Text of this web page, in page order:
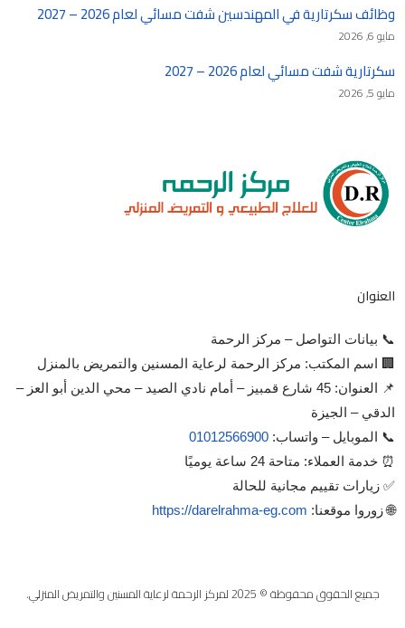
وظائف سكرتارية في المهندسين شفت مسائي لعام 2026 – 2027
مايو 6, 2026
سكرتارية شفت مسائي لعام 2026 – 2027
مايو 5, 2026
العنوان
📞 بيانات التواصل – مركز الرحمة
🏢 اسم المكتب: مركز الرحمة لرعاية المسنين والتمريض بالمنزل
📌 العنوان: 45 شارع قمبيز – أمام نادي الصيد – محي الدين أبو العز –
الدقي – الجيزة
📞 الموبايل – واتساب:01012566900
⏰ خدمة العملاء: متاحة 24 ساعة يوميًا
✅ زيارات تقييم مجانية للحالة
🌐 زوروا موقعنا: https://darelrahma-eg.com
جميع الحقوق محفوظة © 2025 لمركز الرحمة لرعاية المسنين والتمريض المنزلي.